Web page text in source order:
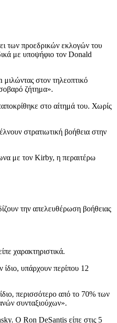
των προεδρικών εκλογών του
με υποψήφιο τον Donald
στον τηλεοπτικό
ζήτημα».
στο αίτημά του. Χωρίς
στρατιωτική βοήθεια στην
με τον Kirby, η περαιτέρω
την απελευθέρωση βοήθειας
χαρακτηριστικά.
υπάρχουν περίπου 12
περισσότερο από το 70% των
συνταξιούχων».
Ο Ron DeSantis είπε στις 5